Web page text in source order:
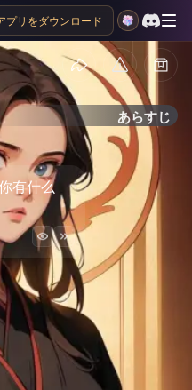
プリをダウンロード
あらすじ
有什么